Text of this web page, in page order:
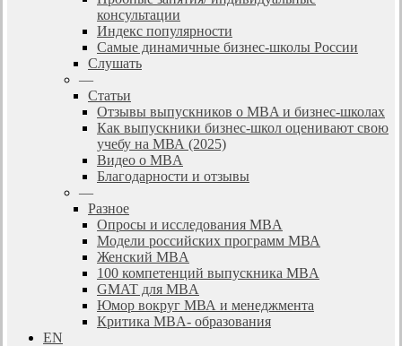
консультации
Индекс популярности
Самые динамичные бизнес-школы России
Слушать
—
Статьи
Отзывы выпускников о MBA и бизнес-школах
Как выпускники бизнес-школ оценивают свою
учебу на МВА (2025)
Видео о MBA
Благодарности и отзывы
—
Разное
Опросы и исследования MBA
Модели российских программ МВА
Женский MBA
100 компетенций выпускника MBA
GMAT для MBA
Юмор вокруг МВА и менеджмента
Критика MBA- образования
EN